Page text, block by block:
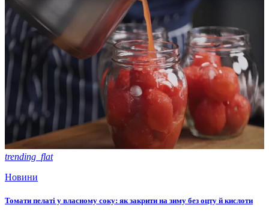
trending_flat
Новини
Томати пелаті у власному соку: як закрити на зиму без оцту й кислоти